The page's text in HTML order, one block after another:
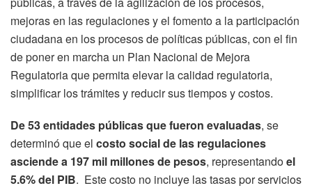
mejoras en las regulaciones y el fomento a la participación
ciudadana en los procesos de políticas públicas, con el fin
de poner en marcha un Plan Nacional de Mejora
Regulatoria que permita elevar la calidad regulatoria,
simplificar los trámites y reducir sus tiempos y costos.
De 53 entidades públicas que fueron evaluadas, se
determinó que el costo social de las regulaciones
asciende a 197 mil millones de pesos, representandoel
5.6% del PIB. Este costo no incluye las tasas por servicios